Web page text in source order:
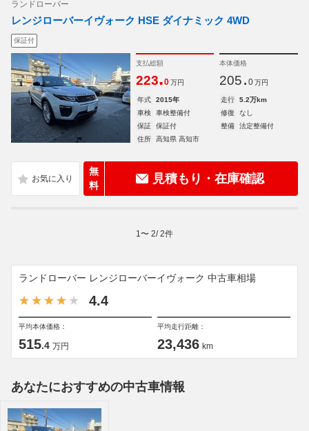
ランドローバー
レンジローバーイヴォーク HSE ダイナミック 4WD
保証付
支払総額
223.0 万円
本体価格
205. 0 万円
年式 2015年 走行
5.2万km
車検
車検整備付 修復
なし
保証
保証付 整備
法定整備付
住所
高知県 高知市
無
料
見積もり・在庫確認
1 〜 2/2件
ランドローバー レンジローバーイヴォーク 中古車相場
4.4
平均本体価格：
515.4 万円
平均走行距離：
23,436 km
あなたにおすすめの中古車情報